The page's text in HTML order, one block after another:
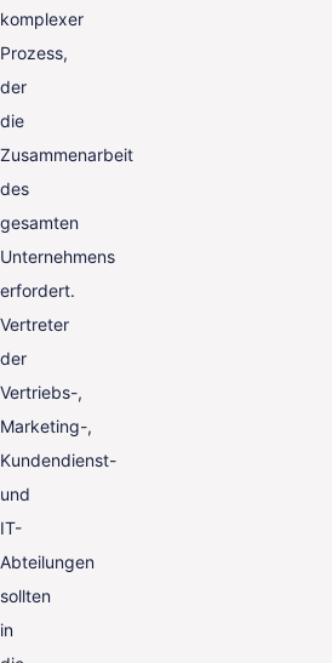
komplexer
Prozess,
der
die
Zusammenarbeit
des
gesamten
Unternehmens
erfordert.
Vertreter
der
Vertriebs-,
Marketing-,
Kundendienst-
und
IT-
Abteilungen
sollten
in